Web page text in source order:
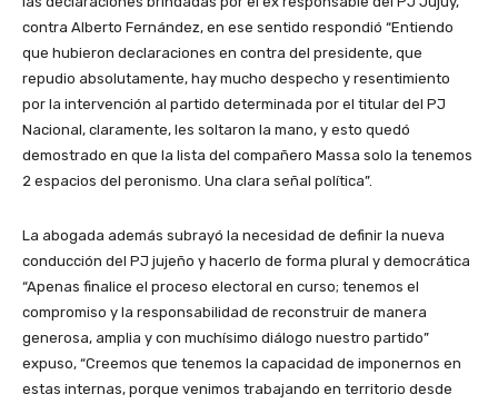
contra Alberto Fernández, en ese sentido respondió “Entiendo
que hubieron declaraciones en contra del presidente, que
repudio absolutamente, hay mucho despecho y resentimiento
por la intervención al partido determinada por el titular del PJ
Nacional, claramente, les soltaron la mano, y esto quedó
demostrado en que la lista del compañero Massa solo la tenemos
2 espacios del peronismo. Una clara señal política”.
La abogada además subrayó la necesidad de definir la nueva
conducción del PJ jujeño y hacerlo de forma plural y democrática
“Apenas finalice el proceso electoral en curso; tenemos el
compromiso y la responsabilidad de reconstruir de manera
generosa, amplia y con muchísimo diálogo nuestro partido”
expuso, “Creemos que tenemos la capacidad de imponernos en
estas internas, porque venimos trabajando en territorio desde